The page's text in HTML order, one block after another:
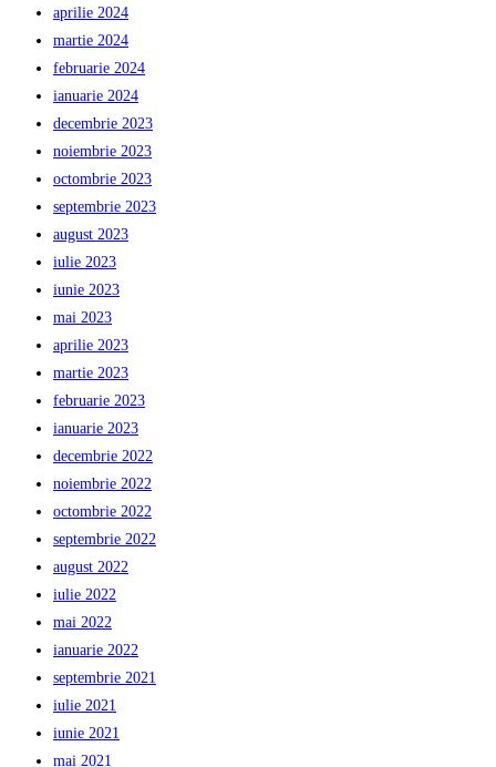
aprilie 2024
martie 2024
februarie 2024
ianuarie 2024
decembrie 2023
noiembrie 2023
octombrie 2023
septembrie 2023
august 2023
iulie 2023
iunie 2023
mai 2023
aprilie 2023
martie 2023
februarie 2023
ianuarie 2023
decembrie 2022
noiembrie 2022
octombrie 2022
septembrie 2022
august 2022
iulie 2022
mai 2022
ianuarie 2022
septembrie 2021
iulie 2021
iunie 2021
mai 2021